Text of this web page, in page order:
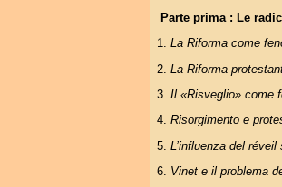
Parte prima : Le
1. La Riforma come
2. La Riforma
3. Il «Risveglio» come
4. Risorgimento e
5. L’influenza del réveil
6. Vinet e il problema